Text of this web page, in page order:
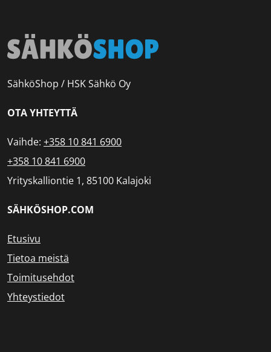
SähköShop / HSK Sähkö Oy
OTA YHTEYTTÄ
Vaihde: +358 10 841 6900
+358 10 841 6900
Yrityskalliontie 1, 85100 Kalajoki
SÄHKÖSHOP.COM
Etusivu
Tietoa meistä
Toimitusehdot
Yhteystiedot